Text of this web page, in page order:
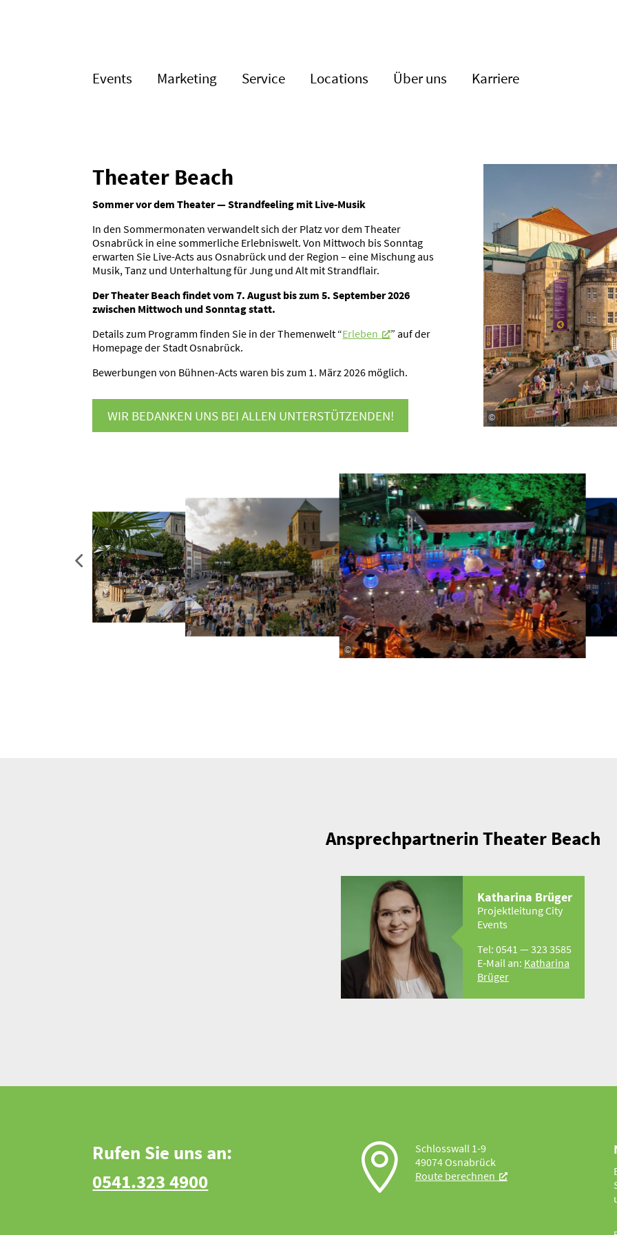
Events Marketing Service Locations Über uns Karriere
Theater Beach
Sommer vor dem Theater — Strand­feeling mit Live-Musik
In den Sommer­mo­naten verwandelt sich der Platz vor dem Theater
Osnabrück in eine sommer­liche Erleb­niswelt. Von Mittwoch bis Sonntag
erwarten Sie Live-Acts aus Osnabrück und der Region – eine Mischung aus
Musik, Tanz und Unter­haltung für Jung und Alt mit Strand­flair.
Der Theater Beach findet vom 7. August bis zum 5. September 2026
zwischen Mittwoch und Sonntag statt.
Details zum Programm finden Sie in der Themenwelt “Erleben
” auf der
Homepage der Stadt Osnabrück.
Bewer­bungen von Bühnen-Acts waren bis zum 1. März 2026 möglich.
WIR BEDANKEN UNS BEI ALLEN UNTER­STÜT­ZENDEN! ©
Ansprech­part­nerin Theater Beach
Katharina Brüger
Projekt­leitung City
Events
Tel: 0541 — 323 3585
E‑Mail an: Katharina
Brüger
Rufen Sie uns an:
0541.323 4900

Schlosswall 1-9
49074 Osnabrück
Route berechnen